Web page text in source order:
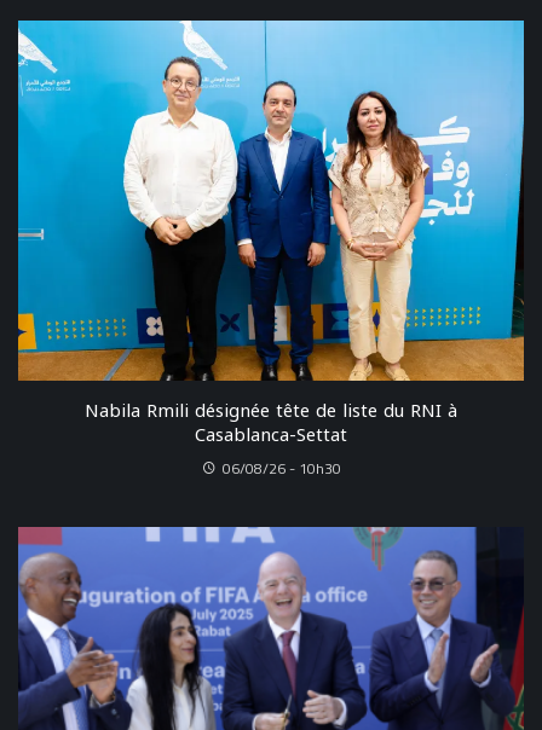
Nabila Rmili désignée tête de liste du RNI à
Casablanca-Settat
06/08/26 - 10h30